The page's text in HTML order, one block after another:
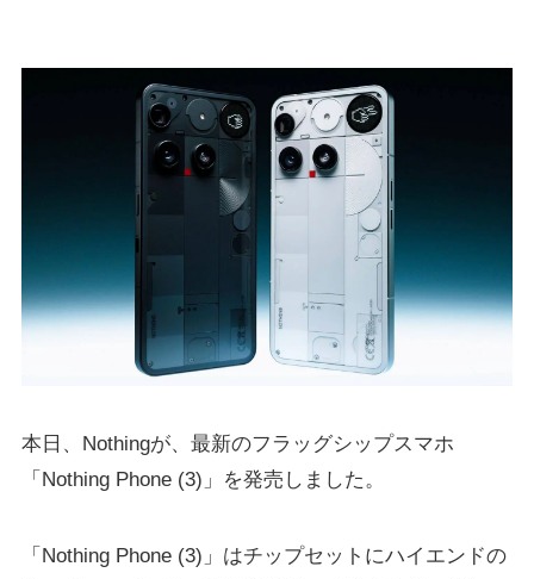
本日、Nothingが、最新のフラッグシップスマホ
「Nothing Phone (3)」を発売しました。
「Nothing Phone (3)」はチップセットにハイエンドの